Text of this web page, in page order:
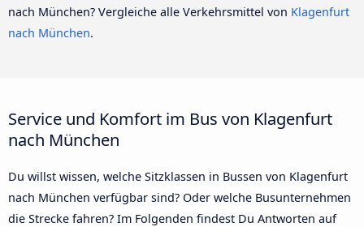
nach München? Vergleiche alle Verkehrsmittel von Klagenfurt
nach München.
Service und Komfort im Bus von Klagenfurt
nach München
Du willst wissen, welche Sitzklassen in Bussen von Klagenfurt
nach München verfügbar sind? Oder welche Busunternehmen
die Strecke fahren? Im Folgenden findest Du Antworten auf